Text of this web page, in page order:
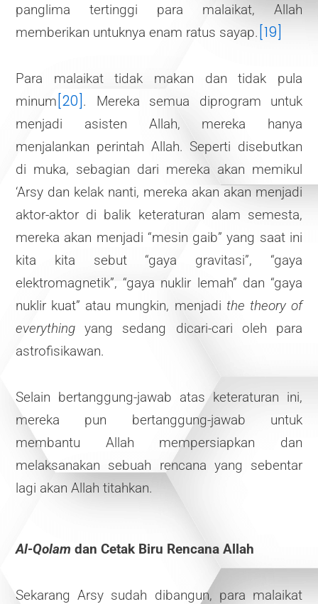
panglima tertinggi para malaikat, Allah
memberikan untuknya enam ratus sayap. [19]
Para malaikat tidak makan dan tidak pula
minum [20] . Mereka semua diprogram untuk
menjadi asisten Allah, mereka hanya
menjalankan perintah Allah. Seperti disebutkan
di muka, sebagian dari mereka akan memikul
‘Arsy dan kelak nanti, mereka akan akan menjadi
aktor-aktor di balik keteraturan alam semesta,
mereka akan menjadi “mesin gaib” yang saat ini
kita kita sebut “gaya gravitasi”, “gaya
elektromagnetik”, “gaya nuklir lemah” dan “gaya
nuklir kuat” atau mungkin, menjadi the theory of
everythingyang sedang dicari-cari oleh para
astrofisikawan.
Selain bertanggung-jawab atas keteraturan ini,
mereka pun bertanggung-jawab untuk
membantu Allah mempersiapkan dan
melaksanakan sebuah rencana yang sebentar
lagi akan Allah titahkan.
Al-Qolam dan Cetak Biru Rencana Allah
Sekarang Arsy sudah dibangun, para malaikat